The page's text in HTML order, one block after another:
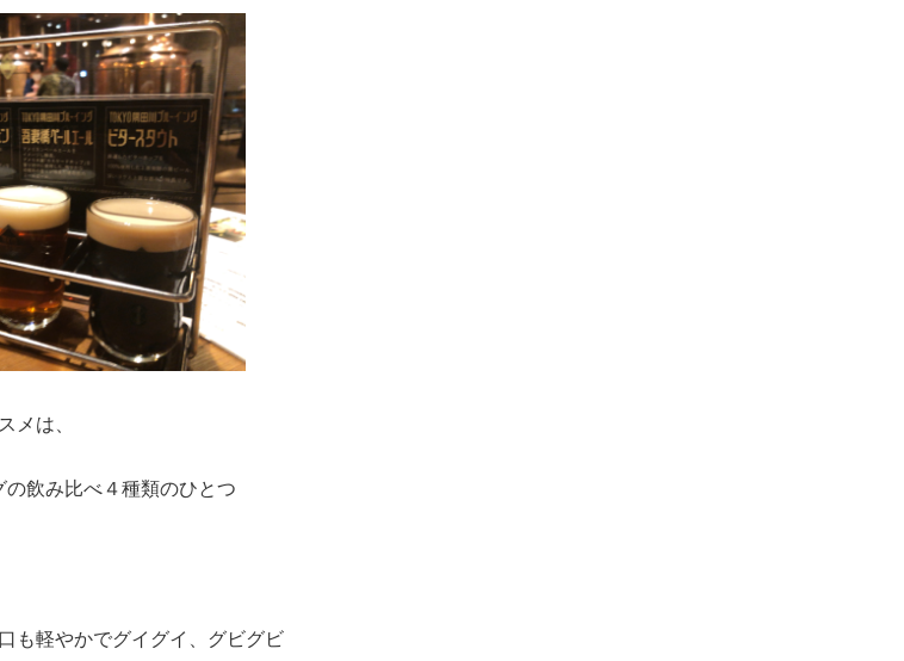
メは、
飲み比べ４種類のひとつ
も軽やかでグイグイ、グビグビ